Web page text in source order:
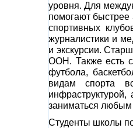
уровня. Для
помогают быстрее
спортивных
журналистики и
и экскурсии.
ООН. Также есть
футбола,
видам спорта
заниматься
Студенты школы